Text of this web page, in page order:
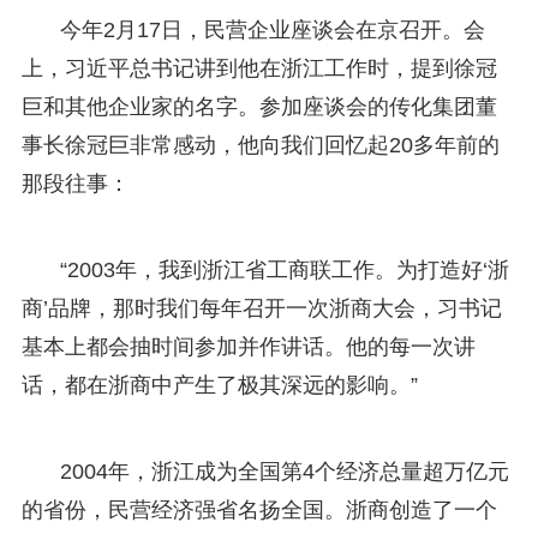
今年2月17日，民营企业座谈会在京召开。会
上，习近平总书记讲到他在浙江工作时，提到徐冠
巨和其他企业家的名字。参加座谈会的传化集团董
事长徐冠巨非常感动，他向我们回忆起20多年前的
那段往事：
“2003年，我到浙江省工商联工作。为打造好‘浙
商’品牌，那时我们每年召开一次浙商大会，习书记
基本上都会抽时间参加并作讲话。他的每一次讲
话，都在浙商中产生了极其深远的影响。”
2004年，浙江成为全国第4个经济总量超万亿元
的省份，民营经济强省名扬全国。浙商创造了一个